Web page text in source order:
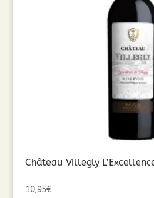
Château Villegly
10,95€